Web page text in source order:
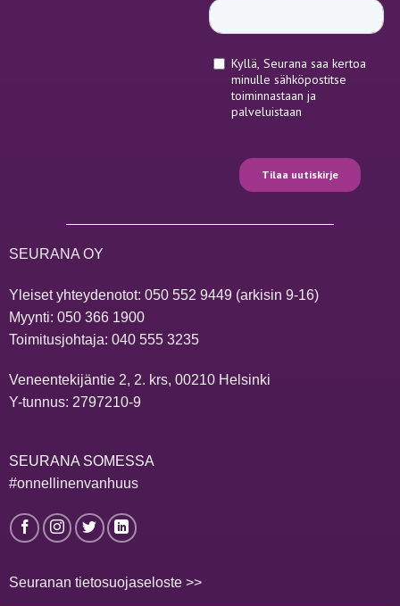
SEURANA OY
Yleiset yhteydenotot: 050 552 9449(arkisin 9-16)
Myynti: 050 366 1900
Toimitusjohtaja: 040 555 3235
Veneentekijäntie 2, 2. krs, 00210 Helsinki
Y-tunnus: 2797210-9
SEURANA SOMESSA
#onnellinenvanhuus
Seuranan tietosuojaseloste >>